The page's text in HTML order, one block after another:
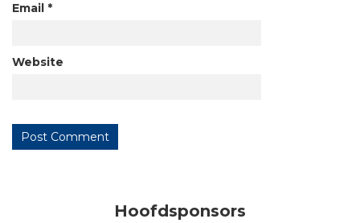
Email *
Website
Hoofdsponsors